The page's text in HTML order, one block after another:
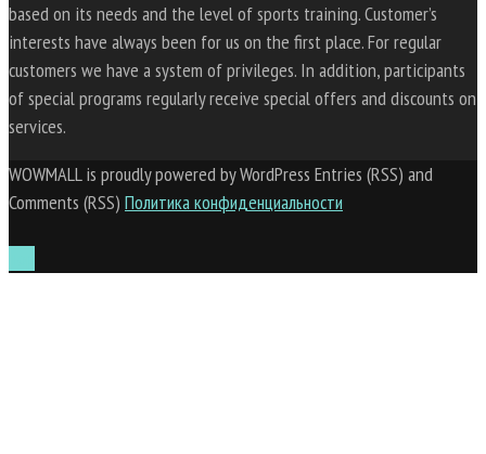
based on its needs and the level of sports training. Customer’s
interests have always been for us on the first place. For regular
customers we have a system of privileges. In addition, participants
of special programs regularly receive special offers and discounts on
services.
WOWMALL is proudly powered by WordPress Entries (RSS) and
Comments (RSS) Политика конфиденциальности